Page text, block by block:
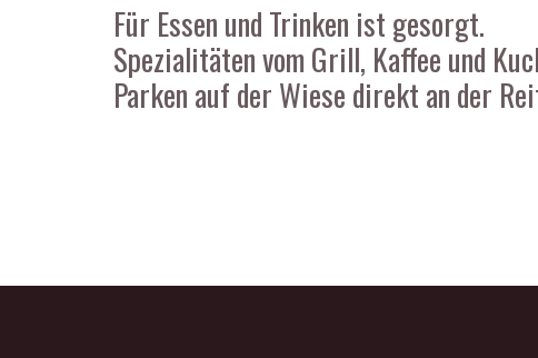
Für Essen und Trinken ist gesorgt.
Spezialitäten vom Grill, Kaffee und
Parken auf der Wiese direkt an der